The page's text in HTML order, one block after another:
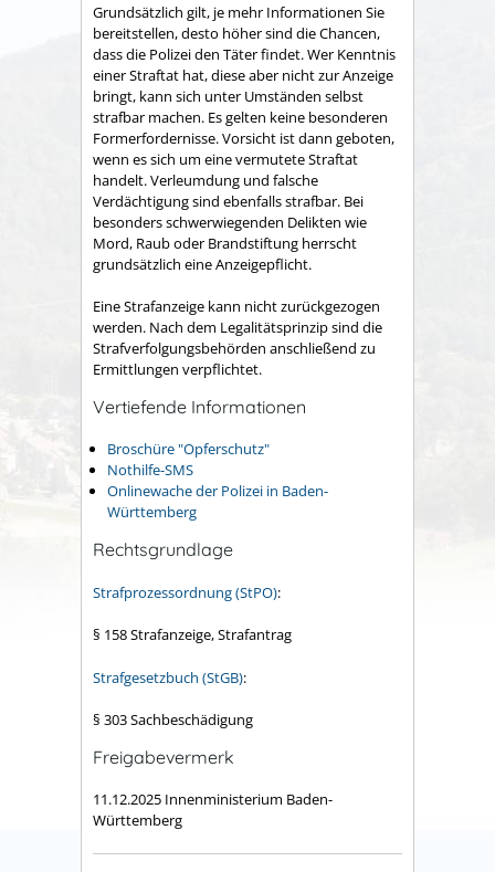
Grundsätzlich gilt, je mehr Informationen Sie
bereitstellen, desto höher sind die Chancen,
dass die Polizei den Täter findet. Wer Kenntnis
einer Straftat hat, diese aber nicht zur Anzeige
bringt, kann sich unter Umständen selbst
strafbar machen. Es gelten keine besonderen
Formerfordernisse. Vorsicht ist dann geboten,
wenn es sich um eine vermutete Straftat
handelt. Verleumdung und falsche
Verdächtigung sind ebenfalls strafbar. Bei
besonders schwerwiegenden Delikten wie
Mord, Raub oder Brandstiftung herrscht
grundsätzlich eine Anzeigepflicht.
Eine Strafanzeige kann nicht zurückgezogen
werden. Nach dem Legalitätsprinzip sind die
Strafverfolgungsbehörden anschließend zu
Ermittlungen verpflichtet.
Vertiefende Informationen
Broschüre "Opferschutz"
Nothilfe-SMS
Onlinewache der Polizei in Baden-
Württemberg
Rechtsgrundlage
Strafprozessordnung (StPO):
§ 158 Strafanzeige, Strafantrag
Strafgesetzbuch (StGB):
§ 303 Sachbeschädigung
Freigabevermerk
11.12.2025 Innenministerium Baden-
Württemberg